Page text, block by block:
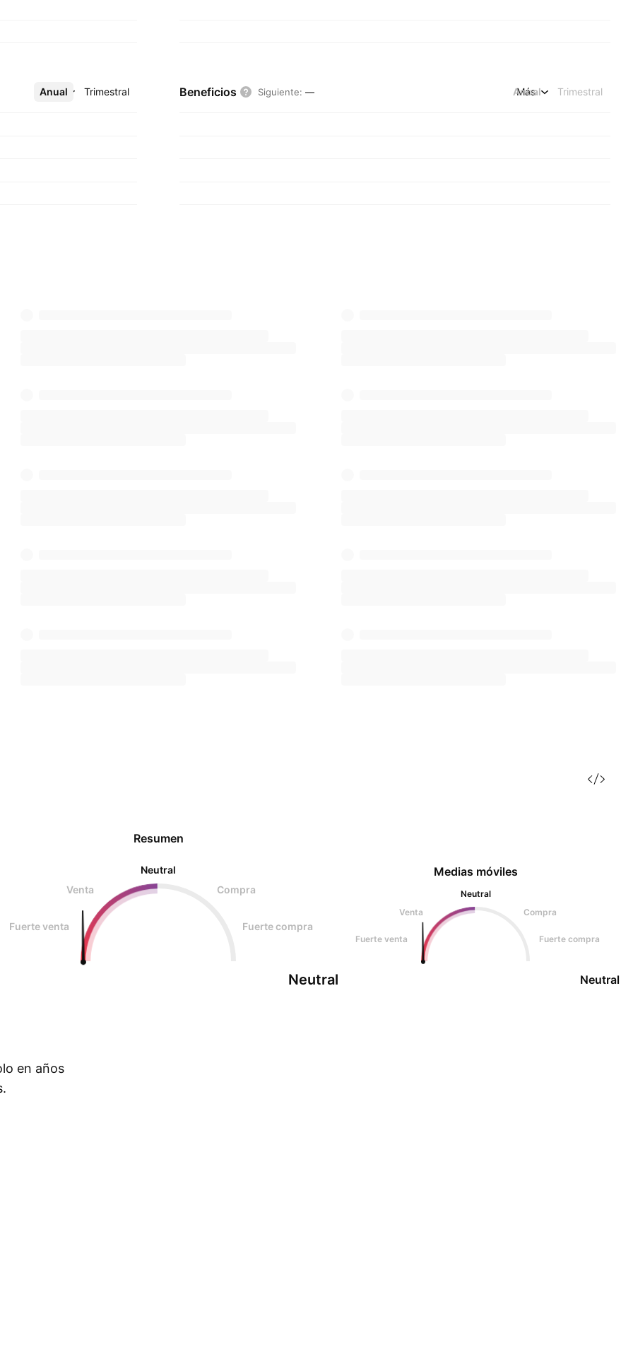
Anual Trimestral
Más Beneficios Siguiente: — Anual Trimestral
Más
Resumen
Neutral
Venta
Compra
Fuerte venta Fuerte compra
Neutral
Medias móviles
Neutral
Venta
Compra
Fuerte venta Fuerte compra
Neutral
en años